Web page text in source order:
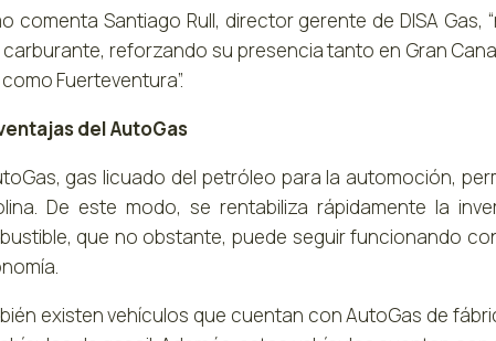
comenta Santiago Rull, director gerente de DISA
reforzando su presencia tanto en Gran
Fuerteventura”.
del AutoGas
gas licuado del petróleo para la automoción,
De este modo, se rentabiliza rápidamente la
que no obstante, puede seguir funcionando
existen vehículos que cuentan con AutoGas de